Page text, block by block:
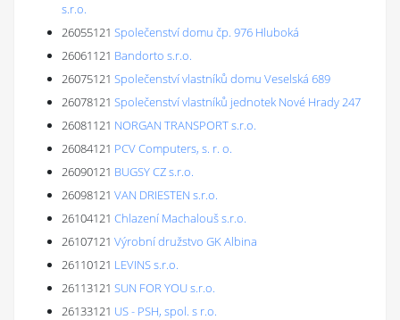
s.r.o.
26055121 Společenství domu čp. 976 Hluboká
26061121 Bandorto s.r.o.
26075121 Společenství vlastníků domu Veselská 689
26078121 Společenství vlastníků jednotek Nové Hrady 247
26081121 NORGAN TRANSPORT s.r.o.
26084121 PCV Computers, s. r. o.
26090121 BUGSY CZ s.r.o.
26098121 VAN DRIESTEN s.r.o.
26104121 Chlazení Machalouš s.r.o.
26107121 Výrobní družstvo GK Albina
26110121 LEVINS s.r.o.
26113121 SUN FOR YOU s.r.o.
26133121 US - PSH, spol. s r.o.